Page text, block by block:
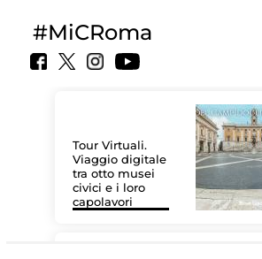
#MiCRoma
Tour Virtuali.
Viaggio digitale
tra otto musei
civici e i loro
capolavori